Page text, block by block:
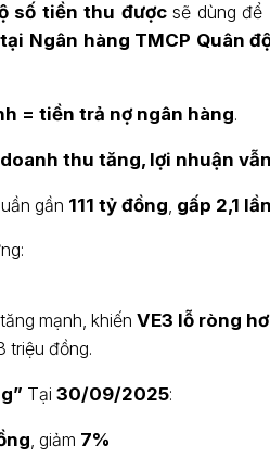
số tiền thu đượcsẽ dùng để
Ngân hàng TMCP Quân
= tiền trả nợ ngân hàng.
thu tăng, lợi nhuận
gần 111 tỷ đồng, gấp 2,1 lần
mạnh, khiến VE3 lỗ ròng
triệu đồng.
Tại 30/09/2025:
, giảm 7%